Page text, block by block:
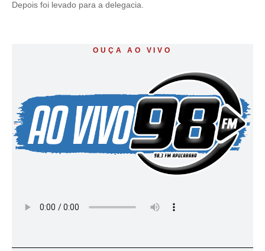
Depois foi levado para a delegacia.
OUÇA AO VIVO